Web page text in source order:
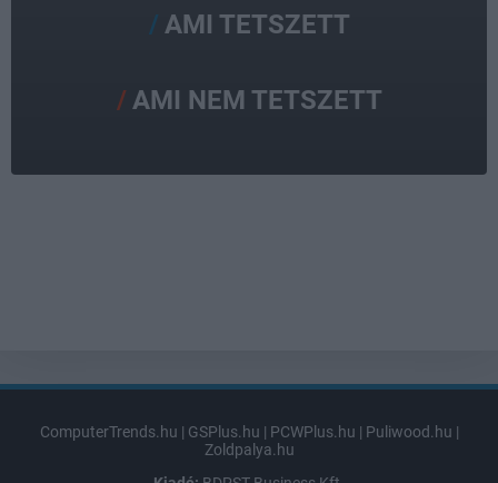
AMI TETSZETT
AMI NEM TETSZETT
ComputerTrends.hu | GSPlus.hu | PCWPlus.hu | Puliwood.hu |
Zoldpalya.hu